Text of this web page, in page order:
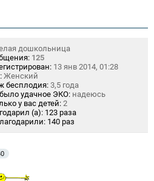
дошкольница
125
13 янв 2014, 01:28
Женский
бесплодия: 3,5 года
удачное ЭКО: надеюсь
у вас детей: 2
(а): 123 раза
140 раз